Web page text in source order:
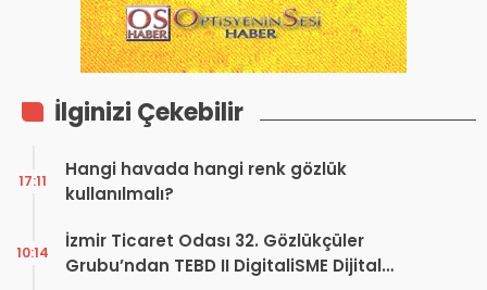
İlginizi Çekebilir
Hangi havada hangi renk gözlük
kullanılmalı?
17:11
İzmir Ticaret Odası 32. Gözlükçüler
Grubu’ndan TEBD II DigitaliSME Dijital
10:14